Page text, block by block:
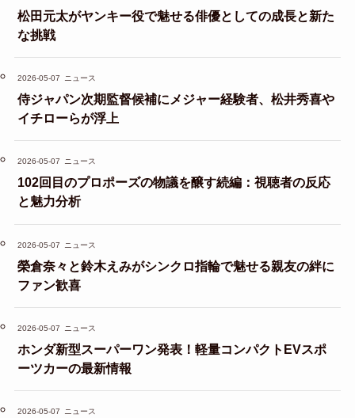
松田元太がヤンキー役で魅せる俳優としての成長と新た
な挑戦
2026-05-07 ニュース
侍ジャパン次期監督候補にメジャー経験者、松井秀喜や
イチローらが浮上
2026-05-07 ニュース
102回目のプロポーズの物議を醸す続編：視聴者の反応
と魅力分析
2026-05-07 ニュース
榮倉奈々と鈴木えみがシンクロ指輪で魅せる親友の絆に
ファン歓喜
2026-05-07 ニュース
ホンダ新型スーパーワン発表！軽量コンパクトEVスポ
ーツカーの最新情報
2026-05-07 ニュース